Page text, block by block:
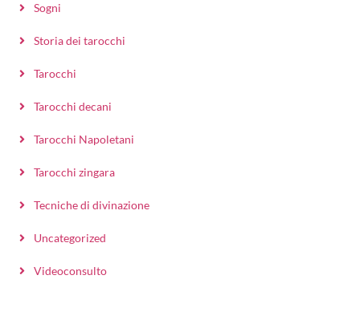
Sogni
Storia dei tarocchi
Tarocchi
Tarocchi decani
Tarocchi Napoletani
Tarocchi zingara
Tecniche di divinazione
Uncategorized
Videoconsulto